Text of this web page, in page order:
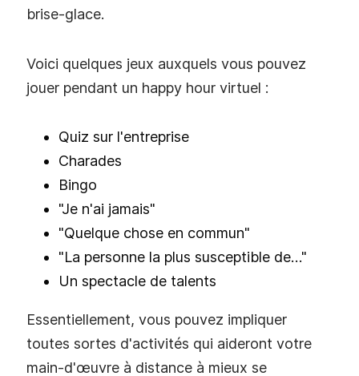
brise-glace.
Voici quelques jeux auxquels vous pouvez
jouer pendant un happy hour virtuel :
Quiz sur l'entreprise
Charades
Bingo
"Je n'ai jamais"
"Quelque chose en commun"
"La personne la plus susceptible de…"
Un spectacle de talents
Essentiellement, vous pouvez impliquer
toutes sortes d'activités qui aideront votre
main-d'œuvre à distance à mieux se